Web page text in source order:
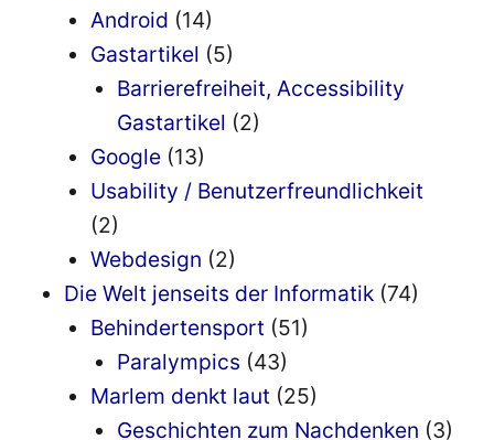
Android (14)
Gastartikel (5)
Barrierefreiheit, Accessibility
Gastartikel (2)
Google (13)
Usability / Benutzerfreundlichkeit
(2)
Webdesign (2)
Die Welt jenseits der Informatik (74)
Behindertensport (51)
Paralympics (43)
Marlem denkt laut (25)
Geschichten zum Nachdenken (3)